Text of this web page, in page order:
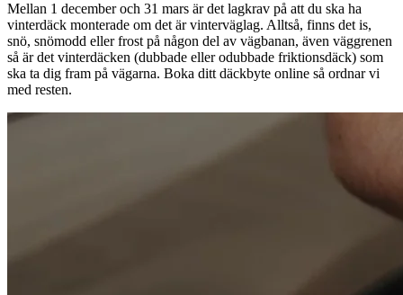
Mellan 1 december och 31 mars är det lagkrav på att du ska ha
vinterdäck monterade om det är vinterväglag. Alltså, finns det is,
snö, snömodd eller frost på någon del av vägbanan, även väggrenen
så är det vinterdäcken (dubbade eller odubbade friktionsdäck) som
ska ta dig fram på vägarna. Boka ditt däckbyte online så ordnar vi
med resten.